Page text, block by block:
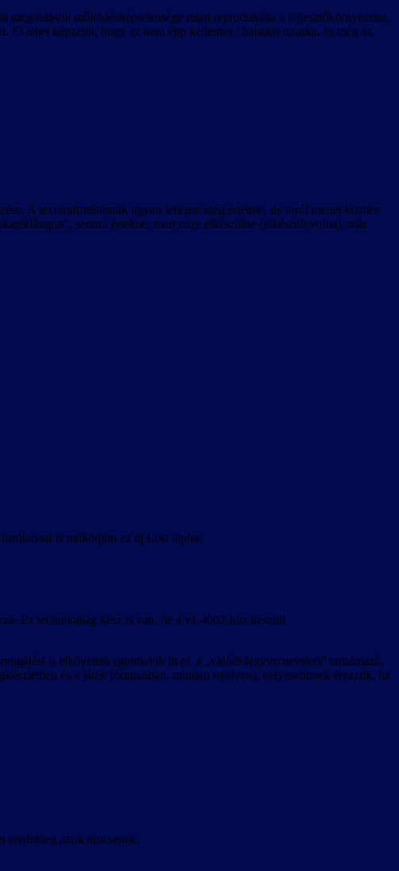
működésképtelensége miatt reprodukálta a fejlesztőkörnyezetet,
lehet képzelni, hogy ez nem épp kellemes / haladós munka, és még az
A textúrafordításnak ugyan lehetne még értelme, de arról menet közben
semmi értelme, mert mire elkészülne (elkészült volna), már
is működjön az új Lost alpha?
Ez technikailag kész is van, de a v1.4002-höz készült
is elkövettek (gondolok itt pl. a „valódi fegyverneveket” tartalmazó,
és a játék fórumaiban, minden nyelven), helyesebbnek érezzük, ha
eredetileg azok nincsenek.